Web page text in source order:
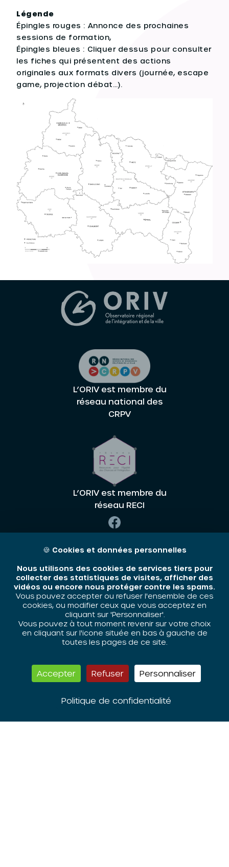
Légende
Épingles rouges : Annonce des prochaines
sessions de formation,
Épingles bleues : Cliquer dessus pour consulter
les fiches qui présentent des actions
originales aux formats divers (journée, escape
game, projection débat…).
L’ORIV est membre du
réseau national des
CRPV
L’ORIV est membre du
réseau RECI
ORIV -Siège :
STRASBOURG
1 Rue de la Course,
67000 STRASBOURG
contact@oriv.fr
03 88 14 35 89
🍪 Cookies et données personnelles
Nous utilisons des cookies de services tiers pour
collecter des statistiques de visites, afficher des
vidéos ou encore nous protéger contre les spams.
Vous pouvez accepter ou refuser l'ensemble de ces
cookies, ou modifier ceux que vous acceptez en
cliquant sur 'Personnaliser'.
Vous pouvez à tout moment revenir sur votre choix
en cliquant sur l'icone située en bas à gauche de
toutes les pages de ce site.
Accepter Refuser Personnaliser
Politique de confidentialité